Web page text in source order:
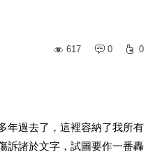
617
0 0
年過去了，這裡容納了我所有
訴諸於文字，試圖要作一番轟